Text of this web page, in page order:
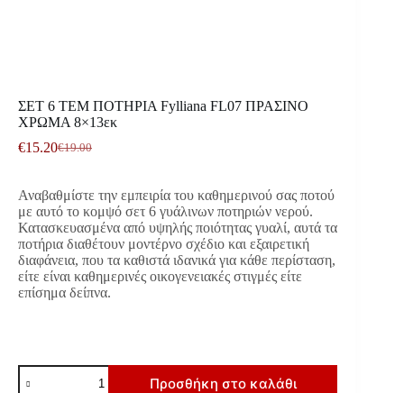
ΣΕΤ 6 ΤΕΜ ΠΟΤΗΡΙΑ Fylliana FL07 ΠΡΑΣΙΝΟ
ΧΡΩΜΑ 8×13εκ
€19.00
Original
was:
€19.00.
€15.20Η
τιμή
είναι:
€15.20.
Αναβαθμίστε την εμπειρία του καθημερινού σας ποτού
με αυτό το κομψό σετ 6 γυάλινων ποτηριών νερού.
Κατασκευασμένα από υψηλής ποιότητας γυαλί, αυτά τα
ποτήρια διαθέτουν μοντέρνο σχέδιο και εξαιρετική
διαφάνεια, που τα καθιστά ιδανικά για κάθε περίσταση,
είτε είναι καθημερινές οικογενειακές στιγμές είτε
επίσημα δείπνα.
ΣΕΤ
Προσθήκη στο καλάθι